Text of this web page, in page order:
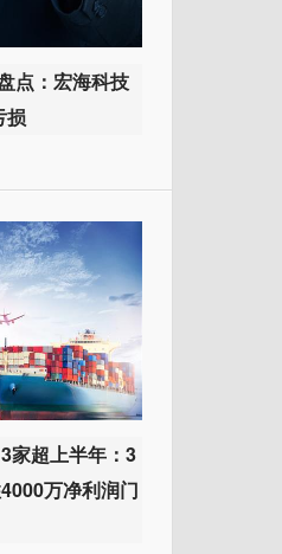
点：宏海科技
损
家超上半年：3
万净利润门